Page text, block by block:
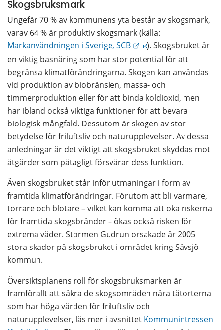
Skogsbruksmark
Ungefär 70 % av kommunens yta består av skogsmark,
Markanvändningen i Sverige, SCB
Länk till annan
). Skogsbruket är
en viktig basnäring som har stor potential för att
begränsa klimatförändringarna. Skogen kan användas
vid produktion av biobränslen, massa- och
timmerproduktion eller för att binda koldioxid, men
har ibland också viktiga funktioner för att bevara
biologisk mångfald. Dessutom är skogen av stor
betydelse för friluftsliv och naturupplevelser. Av dessa
anledningar är det viktigt att skogsbruket skyddas mot
åtgärder som påtagligt försvårar dess funktion.
Även skogsbruket står inför utmaningar i form av
framtida klimatförändringar. Förutom att bli varmare,
torrare och blötare – vilket kan komma att öka riskerna
för framtida skogsbränder – ökas också risken för
extrema väder. Stormen Gudrun orsakade år 2005
stora skador på skogsbruket i området kring Sävsjö
kommun.
Översiktsplanens roll för skogsbruksmarken är
framförallt att säkra de skogsområden nära tätorterna
som har höga värden för friluftsliv och
naturupplevelser, läs mer i avsnittet Kommunintressen